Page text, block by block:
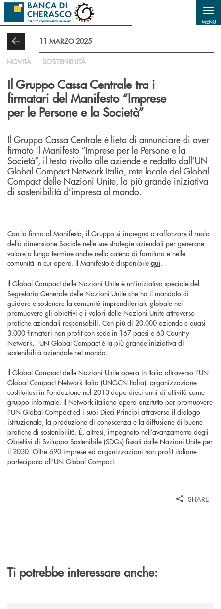
Salta al contenuto principale
MENU
11 MARZO 2025
NOVITÀ SOSTENIBILITÀ
Il Gruppo Cassa Centrale tra i
firmatari del Manifesto “Imprese
per le Persone e la Società”
Il Gruppo Cassa Centrale è lieto di annunciare di aver
firmato il Manifesto “Imprese per le Persone e la
Società”, il testo rivolto alle aziende e redatto dall’UN
Global Compact Network Italia, rete locale del Global
Compact delle Nazioni Unite, la più grande iniziativa
di sostenibilità d’impresa al mondo.
Con la firma al Manifesto, il Gruppo si impegna a rafforzare il ruolo
della dimensione Sociale nelle sue strategie aziendali per generare
valore a lungo termine anche nella catena di fornitura e nelle
comunità in cui opera. Il Manifesto è disponibile qui.
Il Global Compact delle Nazioni Unite è un’iniziativa speciale del
Segretario Generale delle Nazioni Unite che ha il mandato di
guidare e sostenere la comunità imprenditoriale globale nel
promuovere gli obiettivi e i valori delle Nazioni Unite attraverso
pratiche aziendali responsabili. Con più di 20.000 aziende e quasi
3.000 firmatari non profit con sede in 167 paesi e 63 Country
Network, l’UN Global Compact è la più grande iniziativa di
sostenibilità aziendale nel mondo.
Il Global Compact delle Nazioni Unite opera in Italia attraverso l’UN
Global Compact Network Italia (UNGCN Italia), organizzazione
costituitasi in Fondazione nel 2013 dopo dieci anni di attività come
gruppo informale. Il Network italiano opera anzitutto per promuovere
l’UN Global Compact ed i suoi Dieci Principi attraverso il dialogo
istituzionale, la produzione di conoscenza e la diffusione di buone
pratiche di sostenibilità. È, altresì, impegnato nell’avanzamento degli
Obiettivi di Sviluppo Sostenibile (SDGs) fissati dalle Nazioni Unite per
il 2030. Oltre 690 imprese ed organizzazioni non profit italiane
partecipano all’UN Global Compact.
SHARE
Ti potrebbe interessare anche: